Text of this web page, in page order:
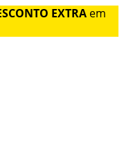
EXTRA em